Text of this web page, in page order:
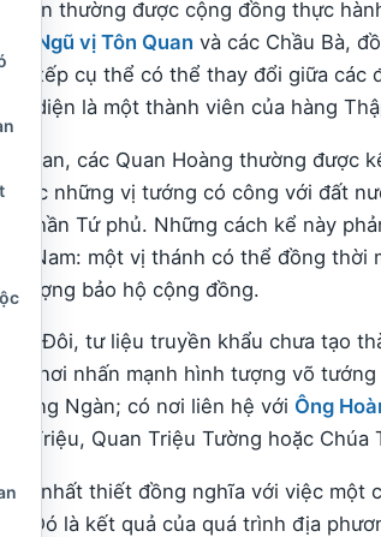
thần thường được cộng đồng thực
Ngũ vị Tôn Quan và các Chầu Bà,
xếp cụ thể có thể thay đổi giữa các
diện là một thành viên của hàng
gian, các Quan Hoàng thường được
những vị tướng có công với đất
thần Tứ phủ. Những cách kể này
Nam: một vị thánh có thể đồng thời
tượng bảo hộ cộng đồng.
Đôi, tư liệu truyền khẩu chưa tạo
nơi nhấn mạnh hình tượng võ
Ngàn; có nơi liên hệ với Ông
Triệu, Quan Triệu Tường hoặc Chúa
nhất thiết đồng nghĩa với việc một
Đó là kết quả của quá trình địa